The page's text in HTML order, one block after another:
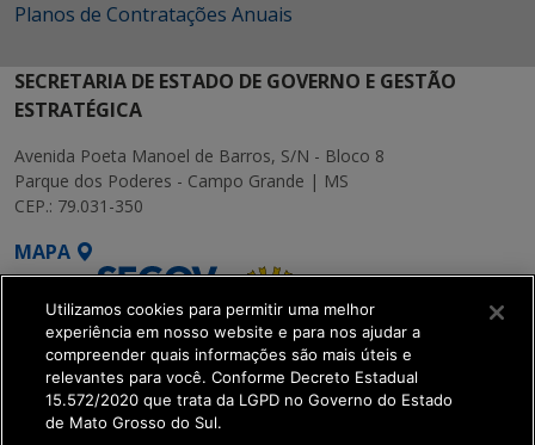
Planos de Contratações Anuais
SECRETARIA DE ESTADO DE GOVERNO E GESTÃO
ESTRATÉGICA
Avenida Poeta Manoel de Barros, S/N - Bloco 8
Parque dos Poderes - Campo Grande | MS
CEP.: 79.031-350
MAPA
SETDIG | Secretaria-
Executiva de
Utilizamos cookies para permitir uma melhor
experiência em nosso website e para nos ajudar a
compreender quais informações são mais úteis e
relevantes para você. Conforme Decreto Estadual
15.572/2020 que trata da LGPD no Governo do Estado
de Mato Grosso do Sul.